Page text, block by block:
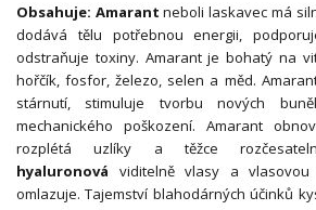
Obsahuje: Amarant neboli laskavec má
dodává tělu potřebnou energii,
odstraňuje toxiny. Amarant je bohatý na
hořčík, fosfor, železo, selen a měd.
stárnutí, stimuluje tvorbu nových
mechanického poškození. Amarant
rozplétá uzlíky a těžce
hyaluronová viditelně vlasy a
omlazuje. Tajemství blahodárných účinků